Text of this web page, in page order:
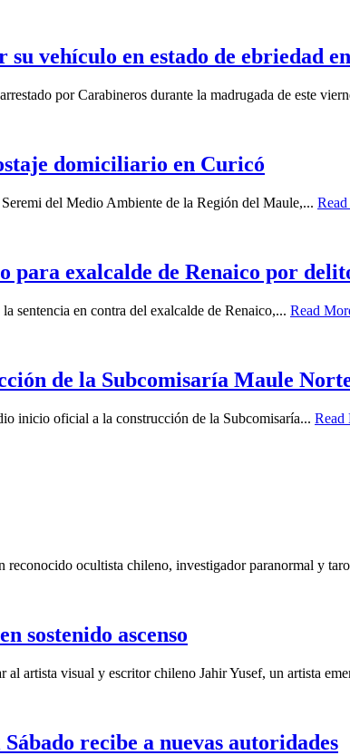
vehículo en estado de ebriedad
por Carabineros durante la madrugada de este
domiciliario en Curicó
del Medio Ambiente de la Región del Maule,...
para exalcalde de Renaico por
sentencia en contra del exalcalde de Renaico,... Read
de la Subcomisaría Maule
inicio oficial a la construcción de la Subcomisaría... Read
ocultista chileno, investigador paranormal y
sostenido ascenso
artista visual y escritor chileno Jahir Yusef, un artista
recibe a nuevas autoridades